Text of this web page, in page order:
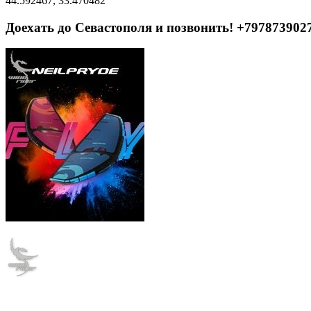
Доехать до Севастополя и позвонить!